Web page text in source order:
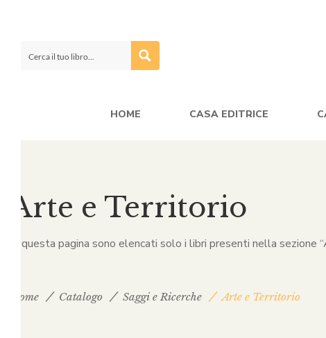
HOME CASA EDITRICE
Arte e Territorio
In questa pagina sono elencati solo i libri presenti nella
Home Catalogo Saggi e Ricerche Arte e Territorio